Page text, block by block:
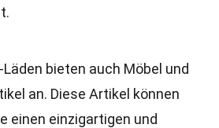
bieten auch Möbel und
an. Diese Artikel können
einen einzigartigen und